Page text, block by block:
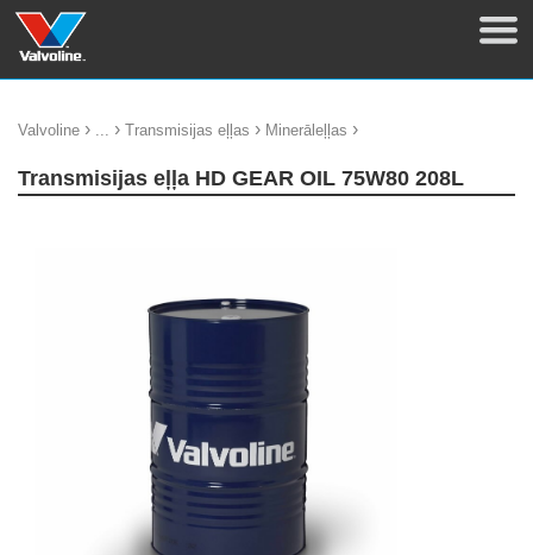
Valvoline › ... › Transmisijas eļļas › Minerāleļļas ›
Transmisijas eļļa HD GEAR OIL 75W80 208L